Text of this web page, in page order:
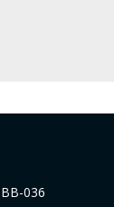
036